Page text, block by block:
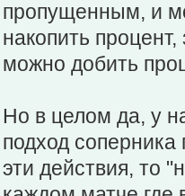
пропущенным, и
накопить
можно добить
Но в целом да, у
подход
эти действия, то